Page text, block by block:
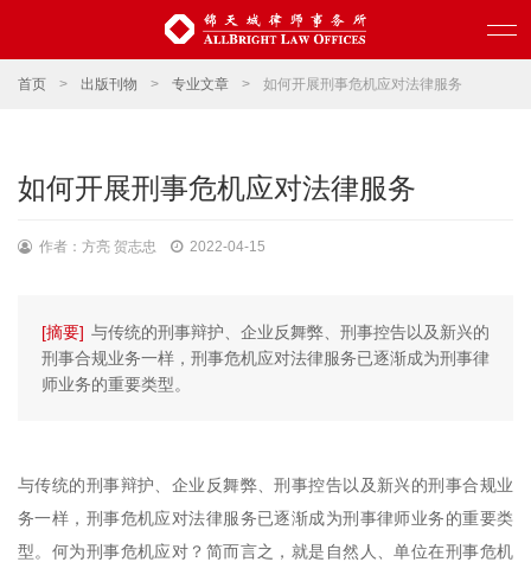
首页 > 出版刊物 > 专业文章 > 如何开展刑事危机应对法律服务
如何开展刑事危机应对法律服务
作者：方亮 贺志忠 2022-04-15
[摘要] 与传统的刑事辩护、企业反舞弊、刑事控告以及新兴的
刑事合规业务一样，刑事危机应对法律服务已逐渐成为刑事律
师业务的重要类型。
与传统的刑事辩护、企业反舞弊、刑事控告以及新兴的刑事合规业
务一样，刑事危机应对法律服务已逐渐成为刑事律师业务的重要类
型。何为刑事危机应对？简而言之，就是自然人、单位在刑事危机